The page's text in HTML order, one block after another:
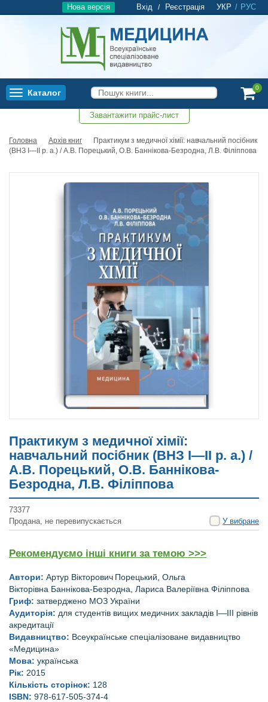
УКР / РУС
Вхід / Реєстрація
Нова версія
Toggle
Каталог
0
Завантажити прайс-лист
Головна Архів книг
Практикум з медичної хімії: навчальний посібник
(ВНЗ І—ІІ р. а.) / А.В. Порецький, О.В. Баннікова-Безродна, Л.В. Філіппова
Практикум з медичної хімії:
навчальний посібник (ВНЗ І—ІІ р. а.) /
А.В. Порецький, О.В. Баннікова-
Безродна, Л.В. Філіппова
73377
Продана, не перевипускається
У вибране
Рекомендуємо інші книги за темою >>>
Автори: Артур Вікторович Порецький , Ольга
Вікторівна Баннікова-Безродна , Лариса Валеріївна Філіппова
Гриф: затверджено МОЗ України
Аудиторія: для студентів вищих медичних закладів I—IІІ рівнів
акредитації
Видавництво: Всеукраїнське спеціалізоване видавництво
«Медицина»
Мова: українська
Рік: 2015
Кількість сторінок: 128
ISBN: 978-617-505-374-4